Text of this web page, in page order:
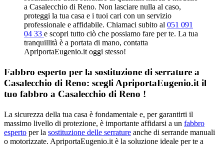
a Casalecchio di Reno. Non lasciare nulla al caso,
proteggi la tua casa e i tuoi cari con un servizio
professionale e affidabile. Chiamaci subito al 051 091
04 33 e scopri tutto ciò che possiamo fare per te. La tua
tranquillità è a portata di mano, contatta
ApriportaEugenio.it oggi stesso!
Fabbro esperto per la sostituzione di serrature a
Casalecchio di Reno: scegli ApriportaEugenio.it il
tuo fabbro a Casalecchio di Reno !
La sicurezza della tua casa è fondamentale e, per garantirti il
massimo livello di protezione, è importante affidarsi a un fabbro
esperto per la sostituzione delle serrature anche di serrande manuali
o motorizzate. ApriportaEugenio.it è la soluzione ideale per te a